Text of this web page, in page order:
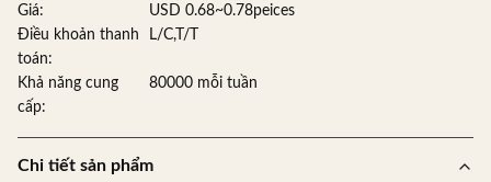
Giá:
USD 0.68~0.78peices
Điều khoản thanh
toán:
L/C,T/T
Khả năng cung
cấp:
80000 mỗi tuần
Chi tiết sản phẩm